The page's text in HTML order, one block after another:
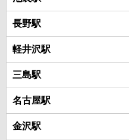
長野駅
軽井沢駅
三島駅
名古屋駅
金沢駅